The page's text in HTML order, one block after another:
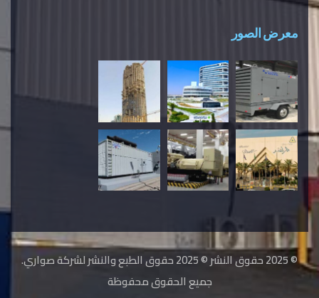
معرض الصور
© 2025 حقوق النشر © 2025 حقوق الطبع والنشر لشركة صواري.
جميع الحقوق محفوظة